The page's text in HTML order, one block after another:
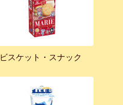
ビスケット・スナック